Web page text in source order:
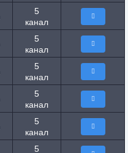
5
канал
5
канал
5
канал
5
канал
5
канал
5